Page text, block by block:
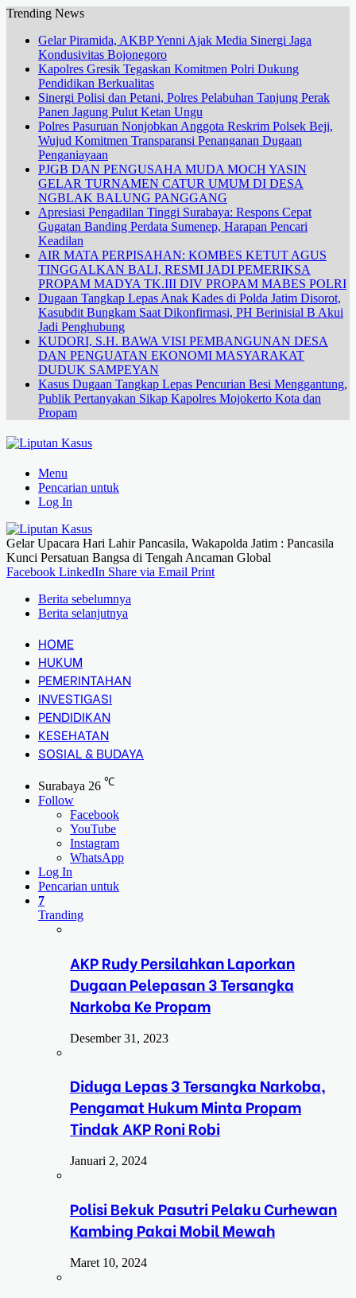
Trending News
Gelar Piramida, AKBP Yenni Ajak Media Sinergi Jaga
Kondusivitas Bojonegoro
Kapolres Gresik Tegaskan Komitmen Polri Dukung
Pendidikan Berkualitas
Sinergi Polisi dan Petani, Polres Pelabuhan Tanjung Perak
Panen Jagung Pulut Ketan Ungu
Polres Pasuruan Nonjobkan Anggota Reskrim Polsek Beji,
Wujud Komitmen Transparansi Penanganan Dugaan
Penganiayaan
PJGB DAN PENGUSAHA MUDA MOCH YASIN
GELAR TURNAMEN CATUR UMUM DI DESA
NGBLAK BALUNG PANGGANG
Apresiasi Pengadilan Tinggi Surabaya: Respons Cepat
Gugatan Banding Perdata Sumenep, Harapan Pencari
Keadilan
AIR MATA PERPISAHAN: KOMBES KETUT AGUS
TINGGALKAN BALI, RESMI JADI PEMERIKSA
PROPAM MADYA TK.III DIV PROPAM MABES POLRI
Dugaan Tangkap Lepas Anak Kades di Polda Jatim Disorot,
Kasubdit Bungkam Saat Dikonfirmasi, PH Berinisial B Akui
Jadi Penghubung
KUDORI, S.H. BAWA VISI PEMBANGUNAN DESA
DAN PENGUATAN EKONOMI MASYARAKAT
DUDUK SAMPEYAN
Kasus Dugaan Tangkap Lepas Pencurian Besi Menggantung,
Publik Pertanyakan Sikap Kapolres Mojokerto Kota dan
Propam
Menu
Pencarian untuk
Log In
Gelar Upacara Hari Lahir Pancasila, Wakapolda Jatim : Pancasila
Kunci Persatuan Bangsa di Tengah Ancaman Global
Facebook LinkedIn Share via Email Print
Berita sebelumnya
Berita selanjutnya
HOME
HUKUM
PEMERINTAHAN
INVESTIGASI
PENDIDIKAN
KESEHATAN
SOSIAL & BUDAYA
Surabaya 26 ℃
Follow
Facebook
YouTube
Instagram
WhatsApp
Log In
Pencarian untuk
7
Tranding
AKP Rudy Persilahkan Laporkan
Dugaan Pelepasan 3 Tersangka
Narkoba Ke Propam
Desember 31, 2023
Diduga Lepas 3 Tersangka Narkoba,
Pengamat Hukum Minta Propam
Tindak AKP Roni Robi
Januari 2, 2024
Polisi Bekuk Pasutri Pelaku Curhewan
Kambing Pakai Mobil Mewah
Maret 10, 2024